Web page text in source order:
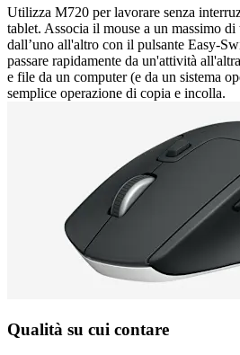
Utilizza M720 per lavorare senza
tablet. Associa il mouse a un massimo di
dall’uno all'altro con il pulsante Easy-
passare rapidamente da un'attività
e file da un computer (e da un sistema
semplice operazione di copia e incolla.
Qualità su cui contare